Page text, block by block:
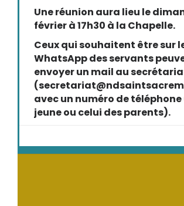
Une réunion aura lieu le
février à 17h30 à la Chapelle.
Ceux qui souhaitent être sur
WhatsApp des servants
envoyer un mail au
avec un numéro de
jeune ou celui des parents).